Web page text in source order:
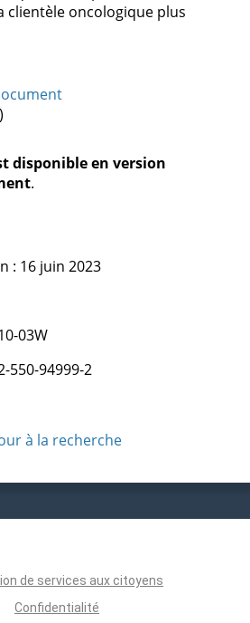
clientèle oncologique plus
disponible en version
.
: 16 juin 2023
03W
550-94999-2
à la recherche
de services aux citoyens
Confidentialité